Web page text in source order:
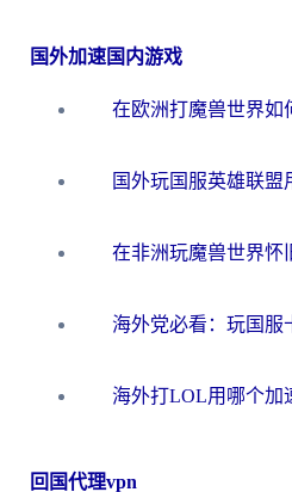
国外加速国内游戏
回国代理vpn